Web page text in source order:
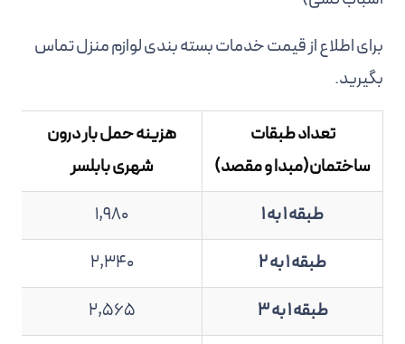
برای اطلاع از قیمت خدمات بسته بندی لوازم منزل تماس
بگیرید.
تعداد طبقات
ساختمان(مبدا و مقصد)
هزینه حمل بار درون
شهری بابلسر
طبقه 1 به 1
1,980
طبقه 1 به 2
2,340
طبقه 1 به 3
2,565